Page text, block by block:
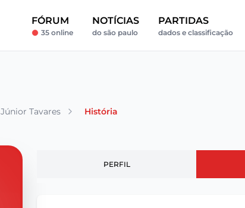
FÓRUM
35 online
NOTÍCIAS
do são paulo
PARTIDAS
dados e classificação
Júnior Tavares História
PERFIL